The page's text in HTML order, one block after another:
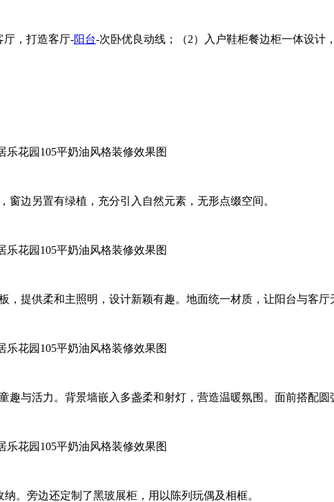
厅，打造客厅-阳台-次卧优良动线；（2）入户鞋柜餐边柜一体设计
边另置有绿植，充分引入自然元素，无形点缀空间。
提供柔和主照明，设计新颖有趣。地面统一材质，让阳台与客厅
与活力。背景墙嵌入多盏柔和射灯，营造温暖氛围。面前搭配圆
。旁边还定制了黑玻展柜，用以陈列玩偶及相框。